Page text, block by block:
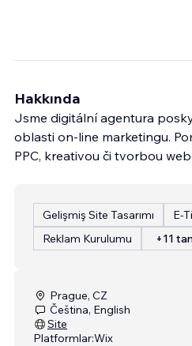
Hakkında
Jsme digitální agentura
oblasti on-line marketingu.
PPC, kreativou či tvorbou
Gelişmiş Site Tasarımı
E-
Reklam Kurulumu
+11
Prague, CZ
Čeština, English
Site
Platformlar:Wix